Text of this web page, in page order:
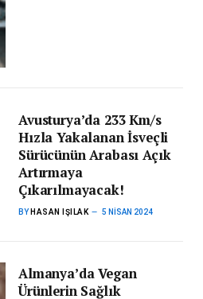
Avusturya’da 233 Km/s
Hızla Yakalanan İsveçli
Sürücünün Arabası Açık
Artırmaya
Çıkarılmayacak!
BY HASAN IŞILAK 5 NISAN 2024
Almanya’da Vegan
Ürünlerin Sağlık